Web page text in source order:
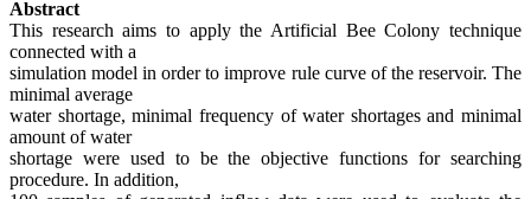
Abstract
This research aims to apply the Artificial Bee Colony technique
connected with a
simulation model in order to improve rule curve of the reservoir. The
minimal average
water shortage, minimal frequency of water shortages and minimal
amount of water
shortage were used to be the objective functions for searching
procedure. In addition,